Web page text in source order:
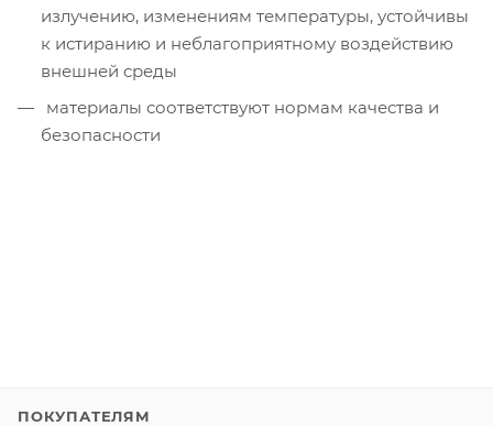
излучению, изменениям температуры, устойчивы
к истиранию и неблагоприятному воздействию
внешней среды
материалы соответствуют нормам качества и
безопасности
ПОКУПАТЕЛЯМ